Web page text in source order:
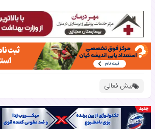
بیش فعالی